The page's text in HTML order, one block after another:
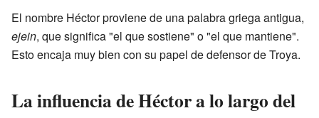
El nombre Héctor proviene de una palabra griega antigua,
ejein, que significa "el que sostiene" o "el que mantiene".
Esto encaja muy bien con su papel de defensor de Troya.
La influencia de Héctor a lo largo del